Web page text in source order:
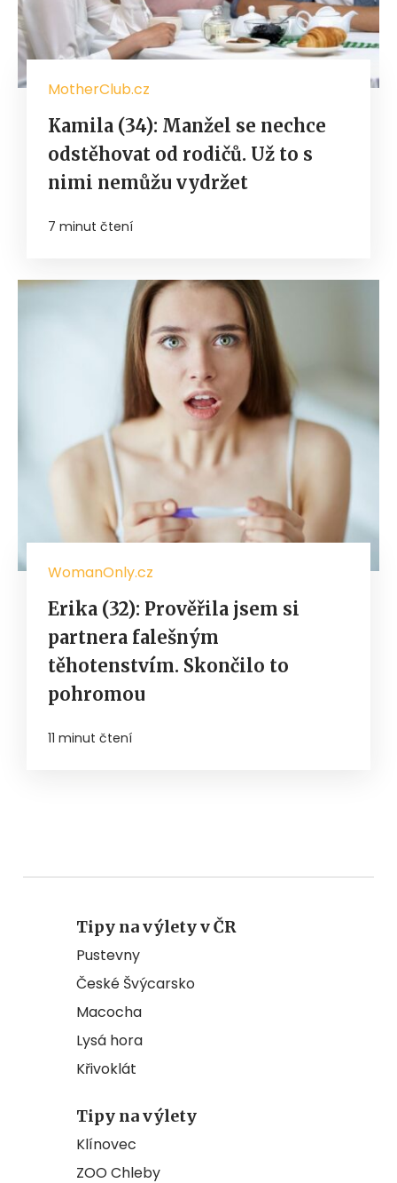
MotherClub.cz
Kamila (34): Manžel se nechce
odstěhovat od rodičů. Už to s
nimi nemůžu vydržet
7 minut čtení
WomanOnly.cz
Erika (32): Prověřila jsem si
partnera falešným
těhotenstvím. Skončilo to
pohromou
11 minut čtení
Tipy na výlety v ČR
Pustevny
České Švýcarsko
Macocha
Lysá hora
Křivoklát
Tipy na výlety
Klínovec
ZOO Chleby